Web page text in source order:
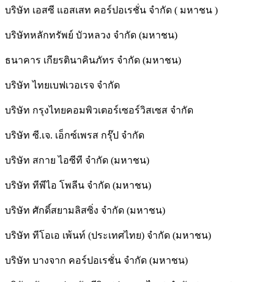
บริษัท เอสซี แอสเสท คอร์ปอเรชั่น จำกัด ( มหาชน )
บริษัทหลักทรัพย์ บัวหลวง จำกัด (มหาชน)
ธนาคาร เกียรตินาคินภัทร จำกัด (มหาชน)
บริษัท ไทยเบฟเวอเรจ จำกัด
บริษัท กรุงไทยคอมพิวเตอร์เซอร์วิสเซส จำกัด
บริษัท ซี.เจ. เอ็กซ์เพรส กรุ๊ป จำกัด
บริษัท สกาย ไอซีที จำกัด (มหาชน)
บริษัท ทีพีไอ โพลีน จำกัด (มหาชน)
บริษัท ศักดิ์สยามลิสซิ่ง จำกัด (มหาชน)
บริษัท ทีโอเอ เพ้นท์ (ประเทศไทย) จำกัด (มหาชน)
บริษัท บางจาก คอร์ปอเรชั่น จำกัด (มหาชน)